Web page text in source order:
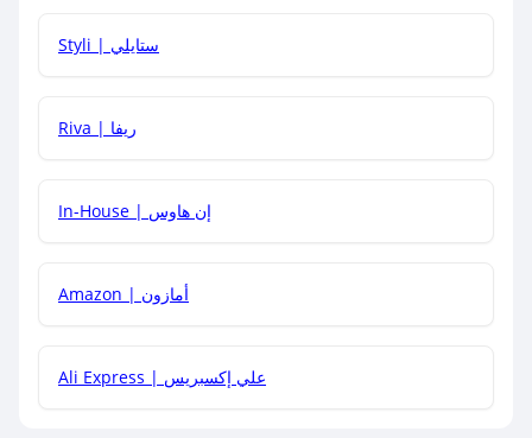
هل يمكنني جمع كود خصم مع العروض الأخرى؟
Styli | ستايلي
Riva | ريفا
In-House | إن هاوس
Amazon | أمازون
Ali Express | علي إكسبريس